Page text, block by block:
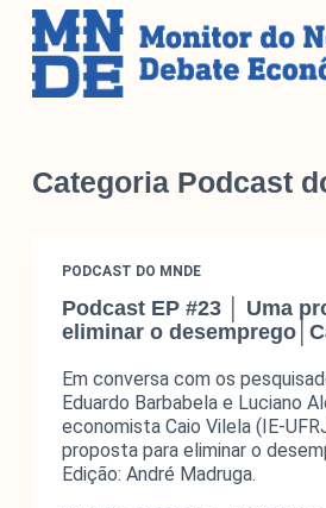
P
u
Seções
Blog do MNDE
Podcast do MNDE
Institucional
Categoria Podcast
PODCAST DO MNDE
Podcast EP #23 │ Uma
eliminar o
Em conversa com os
Eduardo Barbabela e Luciano
economista Caio Vilela (IE-
proposta para eliminar o
Edição: André Madruga.